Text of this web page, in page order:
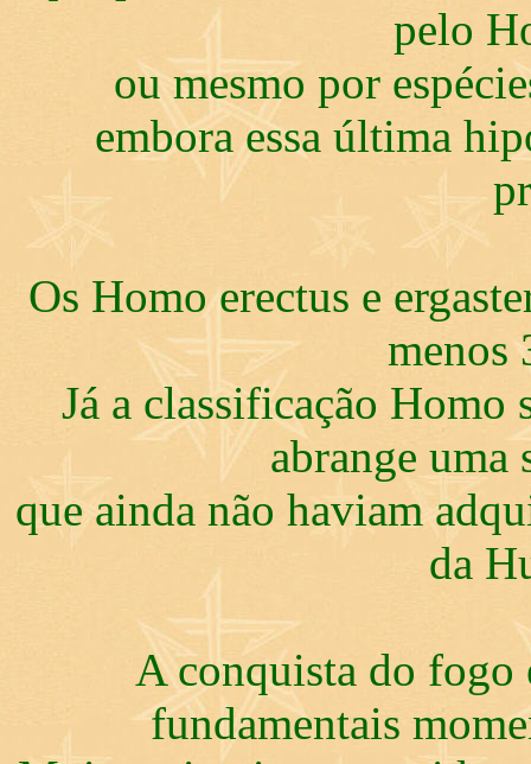
pelo
ou mesmo por
embora essa última
Os Homo erectus e
menos
Já a classificação Homo
abrange uma
que ainda não haviam
da
A conquista do fogo
fundamentais